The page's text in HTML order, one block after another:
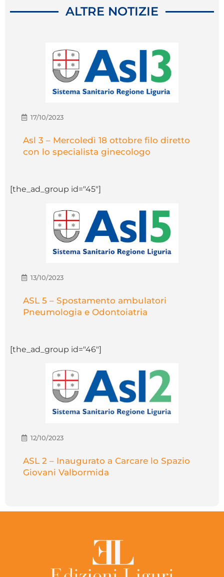
ALTRE NOTIZIE
17/10/2023
Asl 3 – Mercoledì 18 ottobre filo diretto
con lo specialista ginecologo
[the_ad_group id="45"]
13/10/2023
ASL 5 – Spostamento ambulatori
Pneumologia e Odontoiatria
[the_ad_group id="46"]
12/10/2023
ASL 2 – Inaugurato a Carcare lo Spazio
Giovani Valbormida